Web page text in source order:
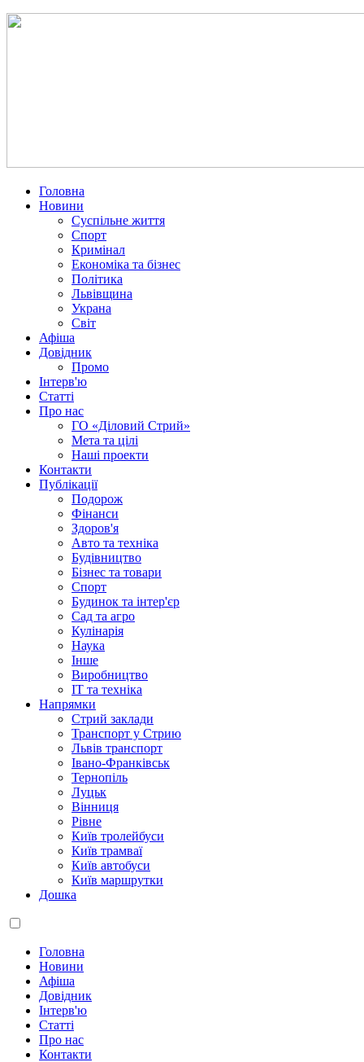
Головна
Новини
Суспільне життя
Спорт
Кримінал
Економіка та бізнес
Політика
Львівщина
Украна
Світ
Афіша
Довідник
Промо
Інтерв'ю
Статті
Про нас
ГО «Діловий Стрий»
Мета та цілі
Наші проекти
Контакти
Публікації
Подорож
Фінанси
Здоров'я
Авто та техніка
Будівництво
Бізнес та товари
Спорт
Будинок та інтер'єр
Сад та агро
Кулінарія
Наука
Інше
Виробництво
IT та техніка
Напрямки
Стрий заклади
Транспорт у Стрию
Львів транспорт
Івано-Франківськ
Тернопіль
Луцьк
Вінниця
Рівне
Київ тролейбуси
Київ трамваї
Київ автобуси
Київ маршрутки
Дошка
Головна
Новини
Афіша
Довідник
Інтерв'ю
Статті
Про нас
Контакти